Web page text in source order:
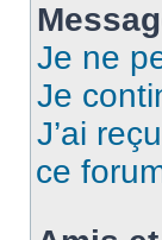
Je ne
Je
J’ai
ce